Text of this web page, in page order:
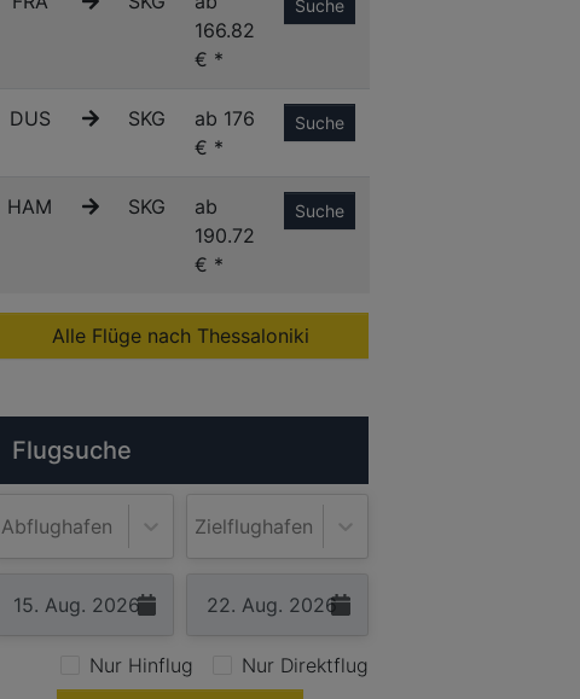
166.82
€ *
Suche
DUS SKG
ab 176
€ *
Suche
HAM SKG
ab
190.72
€ *
Suche
Alle Flüge nach Thessaloniki
Flugsuche
Abflughafen Zielflughafen
Nur Hinflug
Nur Direktflug